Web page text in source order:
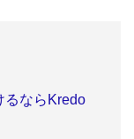
るならKredo